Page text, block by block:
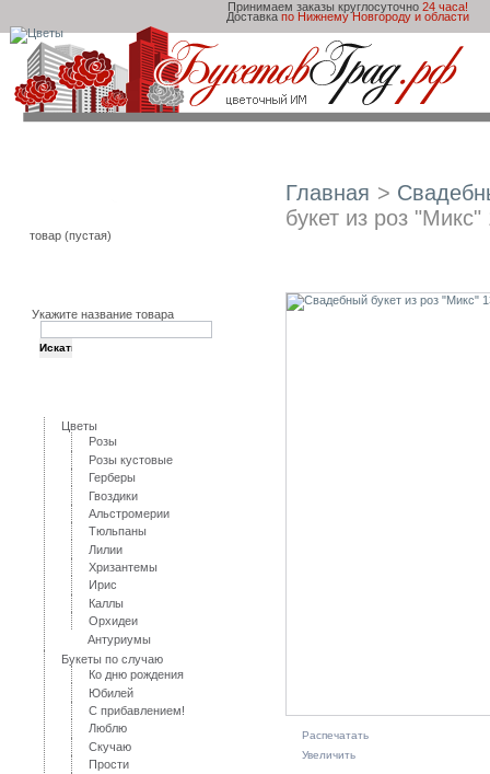
Принимаем заказы круглосуточно 24 часа!
Доставка по Нижнему Новгороду и области
Главная >
букет из роз
Распечатать
Увеличить
товар (пустая)
Укажите название товара
Цветы
Розы
Розы кустовые
Герберы
Гвоздики
Альстромерии
Тюльпаны
Лилии
Хризантемы
Ирис
Каллы
Орхидеи
Антуриумы
Букеты по случаю
Ко дню рождения
Юбилей
С прибавлением!
Люблю
Скучаю
Прости